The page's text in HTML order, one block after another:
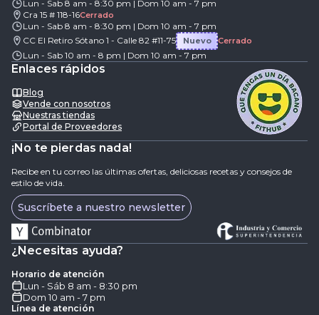
Lun - Sab 8 am - 8:30 pm | Dom 10 am - 7 pm
Cra 15 # 118-16Cerrado
Lun - Sab 8 am - 8:30 pm | Dom 10 am - 7 pm
CC El Retiro Sótano 1 - Calle 82 #11-75
Nuevo Cerrado
Lun - Sab 10 am - 8 pm | Dom 10 am - 7 pm
Enlaces rápidos
Blog
Vende con nosotros
Nuestras tiendas
Portal de Proveedores
¡No te pierdas nada!
Recibe en tu correo las últimas ofertas, deliciosas recetas y consejos de
estilo de vida.
Suscríbete a nuestro newsletter
¿Necesitas ayuda?
Horario de atención
Lun - Sáb 8 am - 8:30 pm
Dom 10 am - 7 pm
Línea de atención